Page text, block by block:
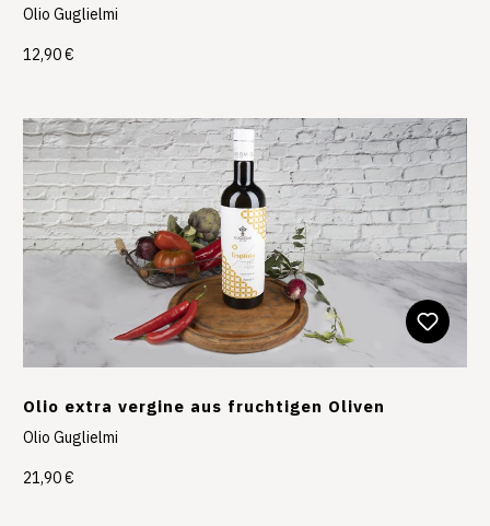
Olio Guglielmi
12,90 €
Olio extra vergine aus fruchtigen Oliven
Olio Guglielmi
21,90 €